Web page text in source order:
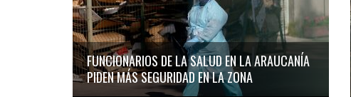
FUNCIONARIOS DE LA SALUD EN LA ARAUCANÍA
PIDEN MÁS SEGURIDAD EN LA ZONA